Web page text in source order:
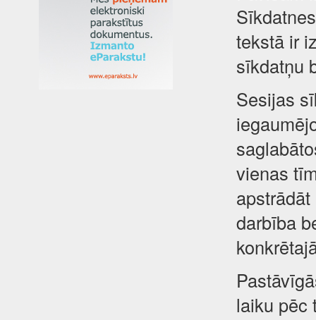
tekstā ir
sīkdatņu
Sesijas
vienas
darbība
laiku pēc